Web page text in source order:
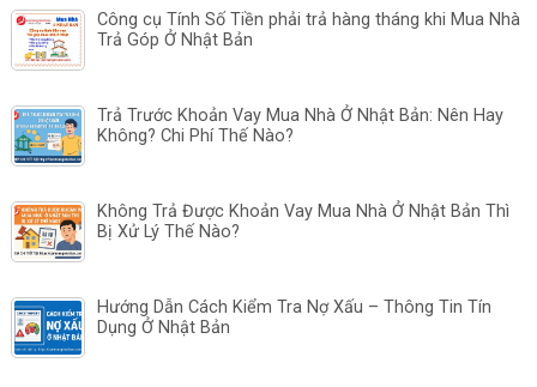
Công cụ Tính Số Tiền phải trả hàng tháng khi Mua Nhà
Trả Góp Ở Nhật Bản
Trả Trước Khoản Vay Mua Nhà Ở Nhật Bản: Nên Hay
Không? Chi Phí Thế Nào?
Không Trả Được Khoản Vay Mua Nhà Ở Nhật Bản Thì
Bị Xử Lý Thế Nào?
Hướng Dẫn Cách Kiểm Tra Nợ Xấu – Thông Tin Tín
Dụng Ở Nhật Bản